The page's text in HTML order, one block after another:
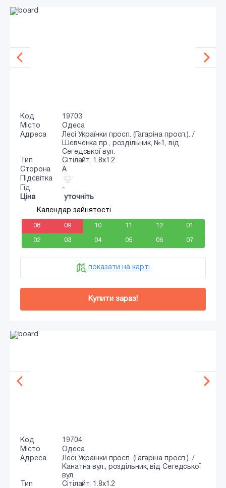
Код
19703
Місто
Одеса
Адреса
Лесі Українки просп. (Гагаріна просп.). /
Шевченка пр., роздільник, №1, від
Сегедської вул.
Тип
Сiтiлайт, 1.8x1.2
Сторона
A
Підсвітка
Гід
-
Ціна
уточніть
Календар зайнятості
08 09 10 11 12 01
02 03 04 05 06 07
показати на карті
Купити зараз!
Код
19704
Місто
Одеса
Адреса
Лесі Українки просп. (Гагаріна просп.). /
Канатна вул., роздільник, від Сегедської
вул.
Тип
Сiтiлайт, 1.8x1.2